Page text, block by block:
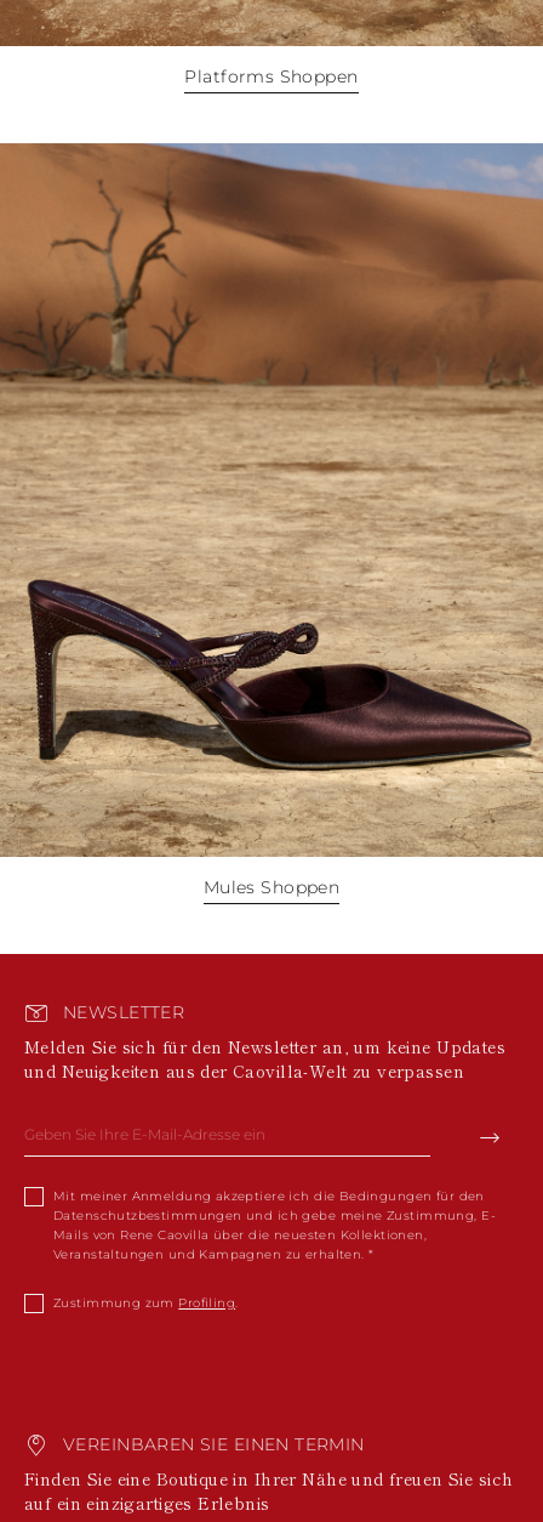
Platforms Shoppen
Mules Shoppen
NEWSLETTER
Melden Sie sich für den Newsletter an, um keine Updates
und Neuigkeiten aus der Caovilla-Welt zu verpassen
Mit meiner Anmeldung akzeptiere ich die Bedingungen für den
Datenschutzbestimmungen und ich gebe meine Zustimmung, E-
Mails von Rene Caovilla über die neuesten Kollektionen,
Veranstaltungen und Kampagnen zu erhalten.
Zustimmung zum Profiling.
VEREINBAREN SIE EINEN TERMIN
Finden Sie eine Boutique in Ihrer Nähe und freuen Sie sich
auf ein einzigartiges Erlebnis